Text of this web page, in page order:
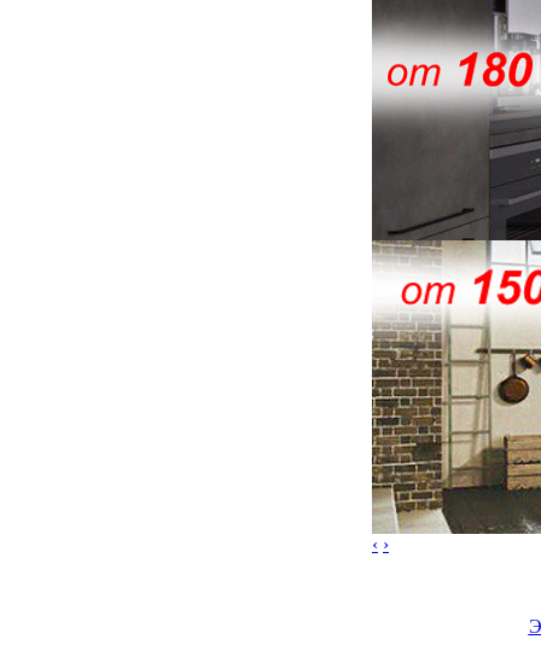
‹ ›